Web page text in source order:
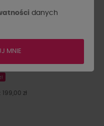
zł
danych
MNIE